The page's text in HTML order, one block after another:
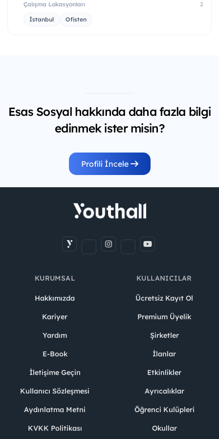
Çalışma Lokasyonları 2
İstanbul Ofisten
Esas Sosyal hakkında daha fazla bilgi
edinmek ister misin?
Profili İncele
KURUMSAL
Hakkımızda
Kariyer
Yardım
E-Book
İletişime Geçin
Kullanıcı Sözleşmesi
Aydınlatma Metni
KVKK Politikası
KULLANICILAR
Ücretsiz Kayıt Ol
Premium Üyelik
Şirketler
İlanlar
Etkinlikler
Ayrıcalıklar
Öğrenci Kulüpleri
Okullar